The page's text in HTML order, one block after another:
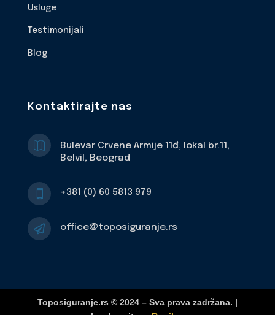
Usluge
Testimonijali
Blog
Kontaktirajte nas

Bulevar Crvene Armije 11đ, lokal br.11,
Belvil, Beograd
 +381 (0) 60 5813 979
 office@toposiguranje.rs
Toposiguranje.rs © 2024 – Sva prava zadržana. |